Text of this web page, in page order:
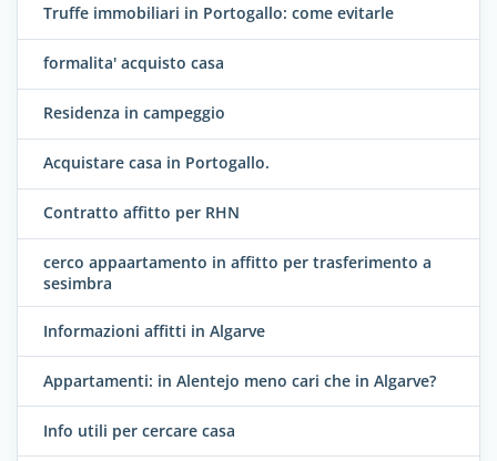
Truffe immobiliari in Portogallo: come evitarle
formalita' acquisto casa
Residenza in campeggio
Acquistare casa in Portogallo.
Contratto affitto per RHN
cerco appaartamento in affitto per trasferimento a
sesimbra
Informazioni affitti in Algarve
Appartamenti: in Alentejo meno cari che in Algarve?
Info utili per cercare casa